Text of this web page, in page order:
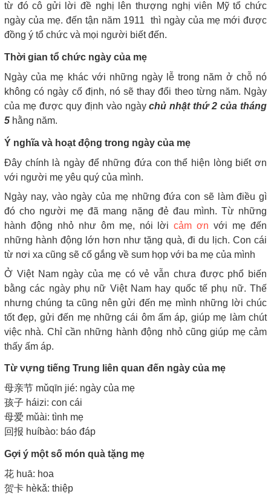
từ đó cô gửi lời đề nghị lên thượng nghị viên Mỹ tổ chức
ngày của mẹ. đến tận năm 1911 thì ngày của mẹ mới được
đồng ý tổ chức và mọi người biết đến.
Thời gian tổ chức ngày của mẹ
Ngày của mẹ khác với những ngày lễ trong năm ở chỗ nó
không có ngày cố định, nó sẽ thay đổi theo từng năm. Ngày
của mẹ được quy định vào ngàychủ nhật thứ 2 của tháng
5 hằng năm.
Ý nghĩa và hoạt động trong ngày của mẹ
Đây chính là ngày để những đứa con thể hiện lòng biết ơn
với người mẹ yêu quý của mình.
Ngày nay, vào ngày của mẹ những đứa con sẽ làm điều gì
đó cho người mẹ đã mang nặng đẻ đau mình. Từ những
hành động nhỏ như ôm mẹ, nói lờicảm ơn với mẹ đến
những hành động lớn hơn như tặng quà, đi du lịch. Con cái
từ nơi xa cũng sẽ cố gắng về sum họp với ba mẹ của mình
Ở Việt Nam ngày của mẹ có vẻ vẫn chưa được phổ biến
bằng các ngày phụ nữ Việt Nam hay quốc tế phụ nữ. Thế
nhưng chúng ta cũng nên gửi đến mẹ mình những lời chúc
tốt đẹp, gửi đến mẹ những cái ôm ấm áp, giúp mẹ làm chút
việc nhà. Chỉ cần những hành động nhỏ cũng giúp mẹ cảm
thấy ấm áp.
Từ vựng tiếng Trung liên quan đến ngày của mẹ
母亲节 mǔqīn jié: ngày của mẹ
孩子 háizi: con cái
母爱 mǔài: tình mẹ
回报 huíbào: báo đáp
Gợi ý một số món quà tặng mẹ
花 huā: hoa
贺卡 hèkǎ: thiệp